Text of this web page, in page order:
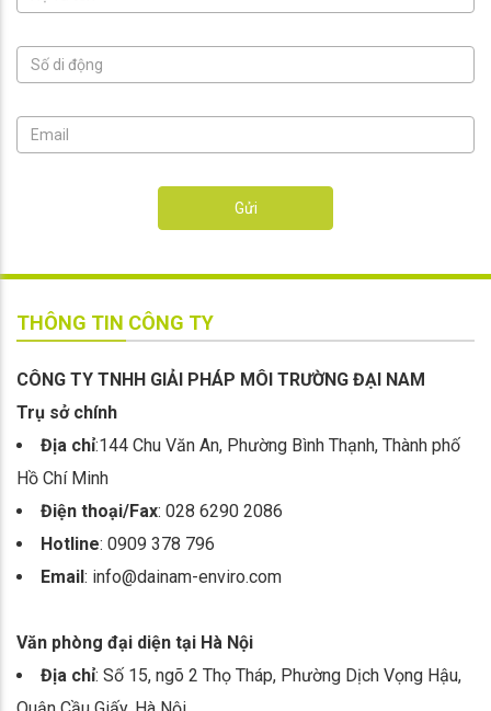
Gửi
THÔNG TIN CÔNG TY
CÔNG TY TNHH GIẢI PHÁP MÔI TRƯỜNG ĐẠI NAM
Trụ sở chính
Địa chỉ:144 Chu Văn An, Phường Bình Thạnh, Thành phố
Hồ Chí Minh
Điện thoại/Fax: 028 6290 2086
Hotline: 0909 378 796
Email: info@dainam-enviro.com
Văn phòng đại diện tại Hà Nội
Địa chỉ: Số 15, ngõ 2 Thọ Tháp, Phường Dịch Vọng Hậu,